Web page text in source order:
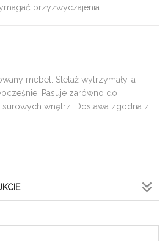
przyzwyczajenia.
mebel. Stelaż wytrzymały, a
Pasuje zarówno do
wnętrz. Dostawa zgodna z